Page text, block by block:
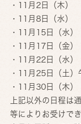
・11月2日（木）
・11月8日（水）
・11月15日（水）
・11月17日（金）
・11月22日（水）
・11月25日（土）
・11月30日（木）
上記以外の日程は
等によりお受けで